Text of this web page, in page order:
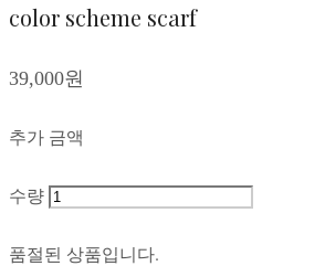
color scheme scarf
39,000원
추가 금액
수량
품절된 상품입니다.